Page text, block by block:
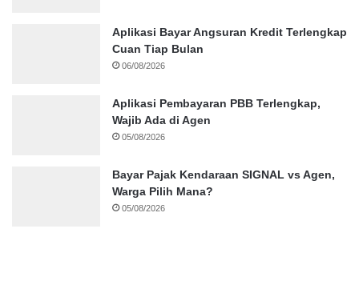
Aplikasi Bayar Angsuran Kredit Terlengkap
Cuan Tiap Bulan
06/08/2026
Aplikasi Pembayaran PBB Terlengkap,
Wajib Ada di Agen
05/08/2026
Bayar Pajak Kendaraan SIGNAL vs Agen,
Warga Pilih Mana?
05/08/2026